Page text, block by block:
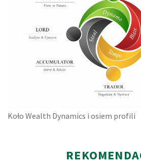
Koło Wealth Dynamics i osiem profili